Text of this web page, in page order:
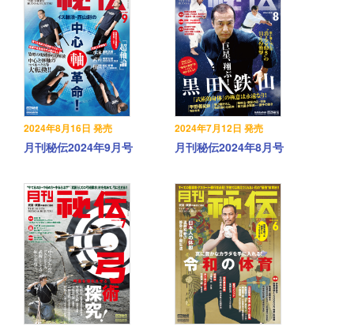
2024年8月16日 発売
月刊秘伝2024年9月号
2024年7月12日 発売
月刊秘伝2024年8月号